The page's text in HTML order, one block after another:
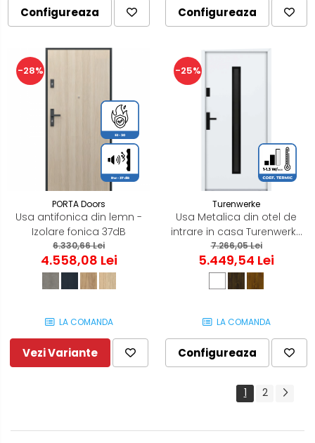
Configureaza Configureaza
-28%
PORTA Doors
Usa antifonica din lemn -
Izolare fonica 37dB
6.330,66 Lei
4.558,08 Lei
LA COMANDA
Vezi Variante
-25%
Turenwerke
Usa Metalica din otel de
intrare in casa Turenwerke
ATU68 - Blackline
7.266,05 Lei
5.449,54 Lei
LA COMANDA
Configureaza
1 2